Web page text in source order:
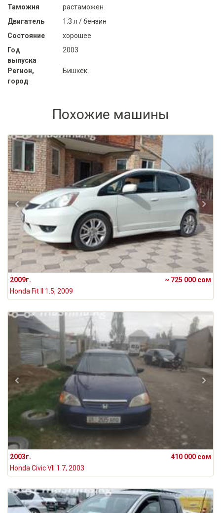
Таможня
растаможен
Двигатель
1.3 л / бензин
Состояние
хорошее
Год
выпуска
2003
Регион,
город
Бишкек
Похожие машины
2009г.
~ 725 000 сом
Honda Fit II 1.5, 2009
2003г.
410 000 сом
Honda Civic VII 1.7, 2003